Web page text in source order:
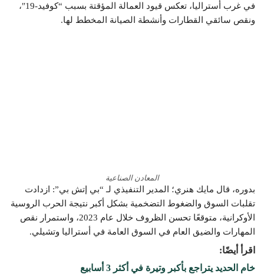
في غرب أستراليا، تعكس قيود العمالة المؤقتة بسبب “كوفيد-19″،
ونقص سائقي القطارات وأنشطة الصيانة المخطط لها.
المعادن الصناعية
بدوره، قال مايك هنري؛ المدير التنفيذي لـ “بي إتش بي”: ازدادت
تقلبات السوق والضغوط التضخمية بشكل أكبر نتيجة الحرب الروسية
الأوكرانية، متوقعًا تحسن الظروف خلال عام 2023، واستمرار نقص
المهارات والضيق العام في السوق العامة في أستراليا وتشيلي.
اقرأ أيضًا:
خام الحديد يتراجع بأكبر وتيرة في أكثر 3 أسابيع